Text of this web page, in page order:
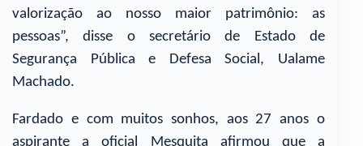
valorização ao nosso maior patrimônio: as
pessoas”, disse o secretário de Estado de
Segurança Pública e Defesa Social, Ualame
Machado.
Fardado e com muitos sonhos, aos 27 anos o
aspirante a oficial Mesquita afirmou que a